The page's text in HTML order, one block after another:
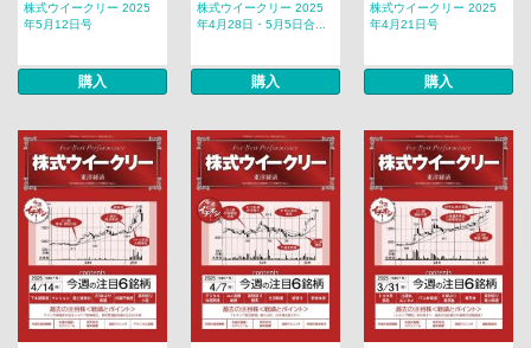
株式ウイークリー 2025
年5月12日号
購入
株式ウイークリー 2025
年4月28日・5月5日合...
購入
株式ウイークリー 2025
年4月21日号
購入